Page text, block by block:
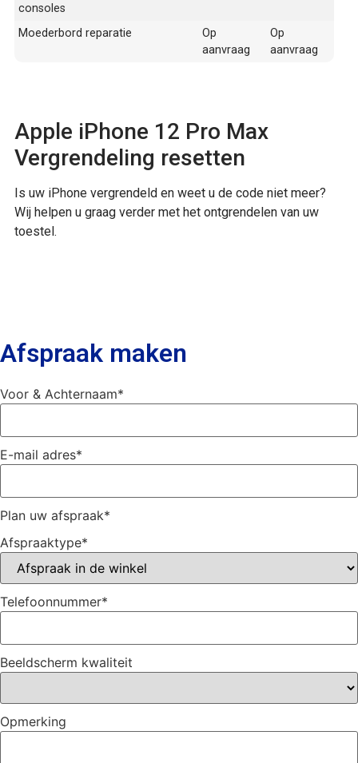
consoles
Moederbord reparatie
Op
aanvraag
Op
aanvraag
Apple iPhone 12 Pro Max
Vergrendeling resetten
Is uw iPhone vergrendeld en weet u de code niet meer?
Wij helpen u graag verder met het ontgrendelen van uw
toestel.
Afspraak maken
Voor & Achternaam*
E-mail adres*
Plan uw afspraak*
Afspraaktype*
Telefoonnummer*
Beeldscherm kwaliteit
Opmerking